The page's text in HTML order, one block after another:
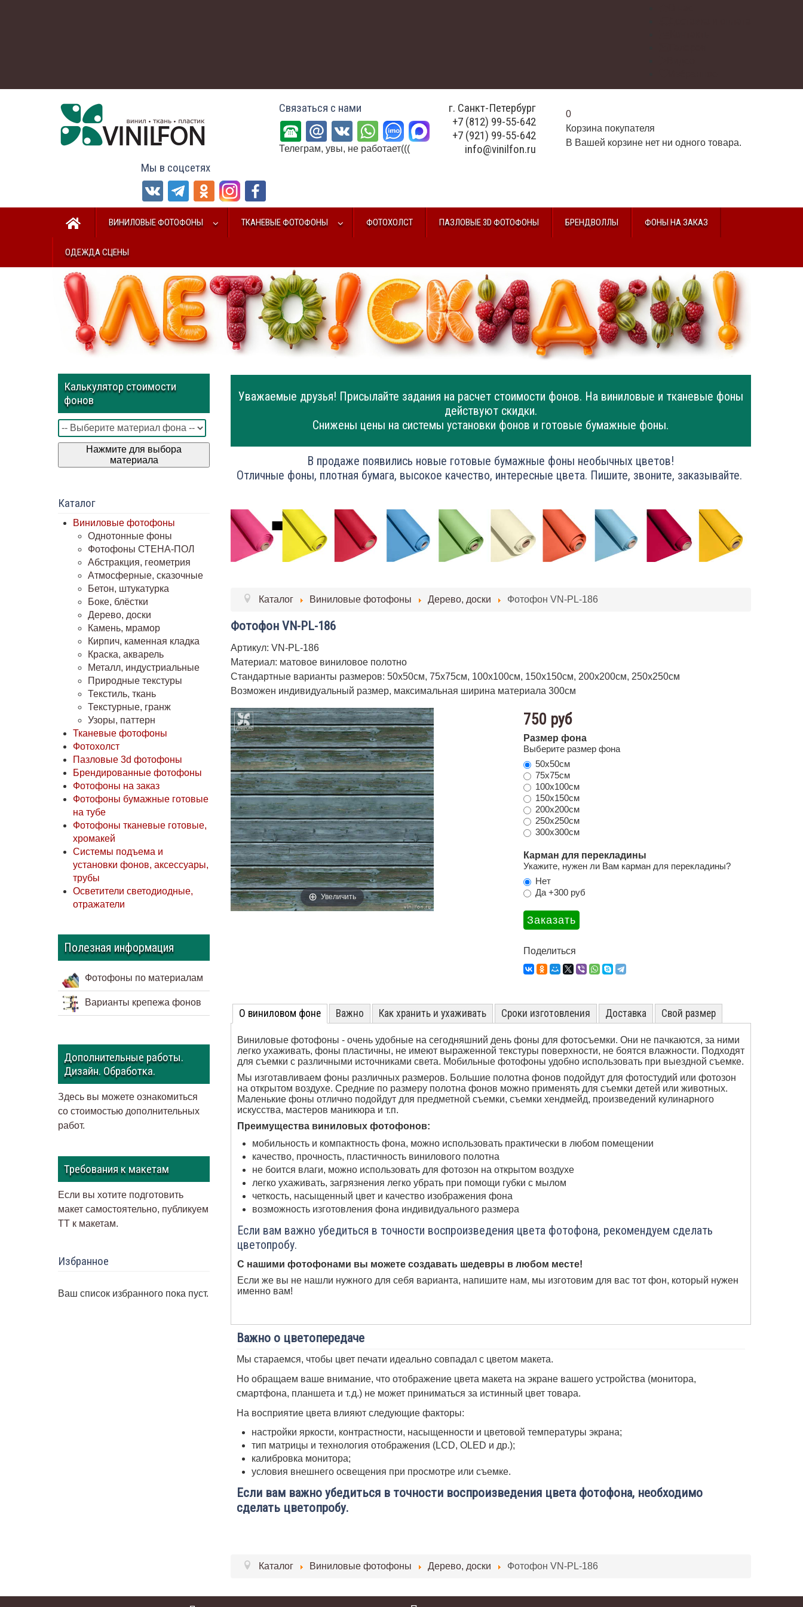
0
Корзина покупателя
В Вашей корзине нет ни одного товара.
г. Санкт-Петербург
+7 (812) 99-55-642
+7 (921) 99-55-642
info@vinilfon.ru
Связаться с нами
Телеграм, увы, не работает(((
Мы в соцсетях
ВИНИЛОВЫЕ ФОТОФОНЫ ТКАНЕВЫЕ ФОТОФОНЫ ФОТОХОЛСТ ПАЗЛОВЫЕ 3D ФОТОФОНЫ БРЕНДВОЛЛЫ ФОНЫ НА ЗАКАЗ
ОДЕЖДА СЦЕНЫ
Калькулятор стоимости
фонов
Нажмите для выбора
материала
Каталог
Виниловые фотофоны
Однотонные фоны
Фотофоны СТЕНА-ПОЛ
Абстракция, геометрия
Атмосферные, сказочные
Бетон, штукатурка
Боке, блёстки
Дерево, доски
Камень, мрамор
Кирпич, каменная кладка
Краска, акварель
Металл, индустриальные
Природные текстуры
Текстиль, ткань
Текстурные, гранж
Узоры, паттерн
Тканевые фотофоны
Фотохолст
Пазловые 3d фотофоны
Брендированные фотофоны
Фотофоны на заказ
Фотофоны бумажные готовые
на тубе
Фотофоны тканевые готовые,
хромакей
Системы подъема и
установки фонов, аксессуары,
трубы
Осветители светодиодные,
отражатели
Полезная информация
Фотофоны по материалам
Варианты крепежа фонов
Дополнительные работы.
Дизайн. Обработка.
Здесь вы можете ознакомиться
со стоимостью дополнительных
работ.
Требования к макетам
Если вы хотите подготовить
макет самостоятельно, публикуем
ТТ к макетам.
Избранное
Ваш список избранного пока пуст.
Уважаемые друзья! Присылайте задания на расчет стоимости фонов. На виниловые и тканевые фоны
действуют скидки.
Снижены цены на системы установки фонов и готовые бумажные фоны.
В продаже появились новые готовые бумажные фоны необычных цветов!
Отличные фоны, плотная бумага, высокое качество, интересные цвета. Пишите, звоните, заказывайте.
Каталог Виниловые фотофоны Дерево, доски Фотофон VN-PL-186
Фотофон VN-PL-186
Артикул: VN-PL-186
Материал: матовое виниловое полотно
Стандартные варианты размеров: 50х50см, 75х75см, 100х100см, 150х150см, 200х200см, 250х250см
Возможен индивидуальный размер, максимальная ширина материала 300см
Увеличить
750 руб
Размер фона
Выберите размер фона
50х50см
75х75см
100х100см
150х150см
200х200см
250х250см
300х300см
Карман для перекладины
Укажите, нужен ли Вам карман для перекладины?
Нет
Да +300 руб
Поделиться
О виниловом фоне Важно Как хранить и ухаживать Сроки изготовления Доставка Свой размер
Виниловые фотофоны - очень удобные на сегодняшний день фоны для фотосъемки. Они не пачкаются, за ними
легко ухаживать, фоны пластичны, не имеют выраженной текстуры поверхности, не боятся влажности. Подходят
для съемки с различными источниками света. Мобильные фотофоны удобно использовать при выездной съемке.
Мы изготавливаем фоны различных размеров. Большие полотна фонов подойдут для фотостудий или фотозон
на открытом воздухе. Средние по размеру полотна фонов можно применять для съемки детей или животных.
Маленькие фоны отлично подойдут для предметной съемки, съемки хендмейд, произведений кулинарного
искусства, мастеров маникюра и т.п.
Преимущества виниловых фотофонов:
мобильность и компактность фона, можно использовать практически в любом помещении
качество, прочность, пластичность винилового полотна
не боится влаги, можно использовать для фотозон на открытом воздухе
легко ухаживать, загрязнения легко убрать при помощи губки с мылом
четкость, насыщенный цвет и качество изображения фона
возможность изготовления фона индивидуального размера
Если вам важно убедиться в точности воспроизведения цвета фотофона, рекомендуем сделать
цветопробу.
С нашими фотофонами вы можете создавать шедевры в любом месте!
Если же вы не нашли нужного для себя варианта, напишите нам, мы изготовим для вас тот фон, который нужен
именно вам!
Важно о цветопередаче
Мы стараемся, чтобы цвет печати идеально совпадал с цветом макета.
Но обращаем ваше внимание, что отображение цвета макета на экране вашего устройства (монитора,
смартфона, планшета и т. д.) не может приниматься за истинный цвет товара.
На восприятие цвета влияют следующие факторы:
настройки яркости, контрастности, насыщенности и цветовой температуры экрана;
тип матрицы и технология отображения (LCD, OLED и др.);
калибровка монитора;
условия внешнего освещения при просмотре или съемке.
Если вам важно убедиться в точности воспроизведения цвета фотофона, необходимо
сделать цветопробу.
Каталог Виниловые фотофоны Дерево, доски Фотофон VN-PL-186